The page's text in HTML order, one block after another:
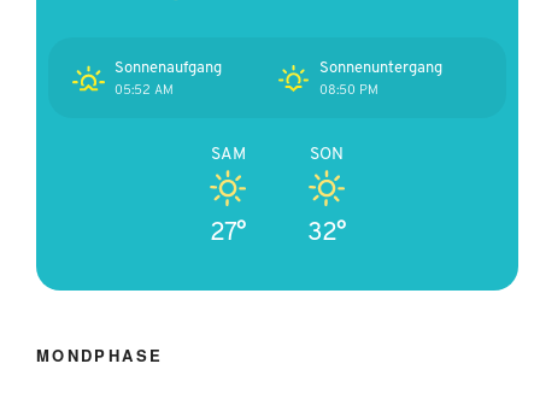
Sonnenaufgang
05:52 AM
Sonnenuntergang
08:50 PM
SAM
27°
SON
32°
MONDPHASE